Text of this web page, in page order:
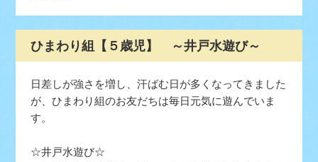
ひまわり組【５歳児】 ～井戸水遊び～
日差しが強さを増し、汗ばむ日が多くなってきました
が、ひまわり組のお友だちは毎日元気に遊んでいま
す。
☆井戸水遊び☆